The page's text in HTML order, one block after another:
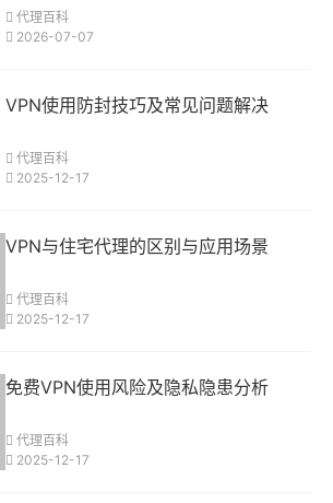
代理百科
2026-07-07
VPN使用防封技巧及常见问题解决
代理百科
2025-12-17
VPN与住宅代理的区别与应用场景
代理百科
2025-12-17
免费VPN使用风险及隐私隐患分析
代理百科
2025-12-17